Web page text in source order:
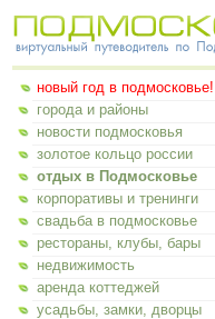
новый год в подмосковье!
города и районы
новости подмосковья
золотое кольцо россии
отдых в Подмосковье
корпоративы и тренинги
свадьба в подмосковье
рестораны, клубы, бары
недвижимость
аренда коттеджей
усадьбы, замки, дворцы